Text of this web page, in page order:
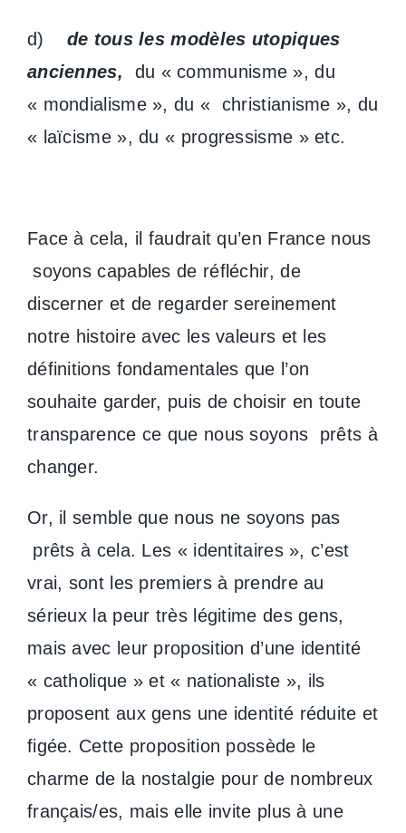
d) de tous les modèles utopiques
anciennes, du « communisme », du
« mondialisme », du « christianisme », du
« laïcisme », du « progressisme » etc.
Face à cela, il faudrait qu’en France nous
soyons capables de réfléchir, de
discerner et de regarder sereinement
notre histoire avec les valeurs et les
définitions fondamentales que l’on
souhaite garder, puis de choisir en toute
transparence ce que nous soyons prêts à
changer.
Or, il semble que nous ne soyons pas
prêts à cela. Les « identitaires », c’est
vrai, sont les premiers à prendre au
sérieux la peur très légitime des gens,
mais avec leur proposition d’une identité
« catholique » et « nationaliste », ils
proposent aux gens une identité réduite et
figée. Cette proposition possède le
charme de la nostalgie pour de nombreux
français/es, mais elle invite plus à une